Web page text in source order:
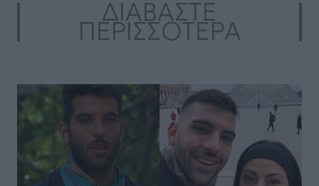
ΔΙΑΒΑΣΤΕ
ΠΕΡΙΣΣΟΤΕΡΑ